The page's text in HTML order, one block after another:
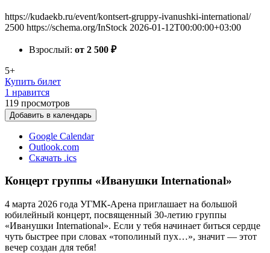
https://kudaekb.ru/event/kontsert-gruppy-ivanushki-international/
2500 https://schema.org/InStock 2026-01-12T00:00:00+03:00
Взрослый: от 2 500 ₽
5+
Купить билет
1 нравится
119 просмотров
Добавить в календарь
Google Calendar
Outlook.com
Скачать .ics
Концерт группы «Иванушки International»
4 марта 2026 года УГМК-Арена приглашает на большой
юбилейный концерт, посвященный 30-летию группы
«Иванушки International». Если у тебя начинает биться сердце
чуть быстрее при словах «тополиный пух…», значит — этот
вечер создан для тебя!